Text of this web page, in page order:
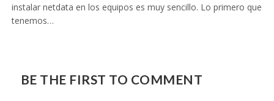
instalar netdata en los equipos es muy sencillo. Lo primero que
tenemos…
BE THE FIRST TO COMMENT